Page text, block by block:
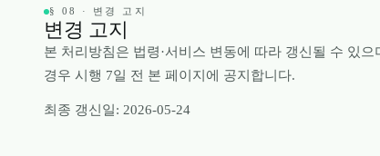
§ 08 · 변경 고지
변경 고지
본 처리방침은 법령·서비스 변동에 따라 갱신될 수 있
경우 시행 7일 전 본 페이지에 공지합니다.
최종 갱신일: 2026-05-24